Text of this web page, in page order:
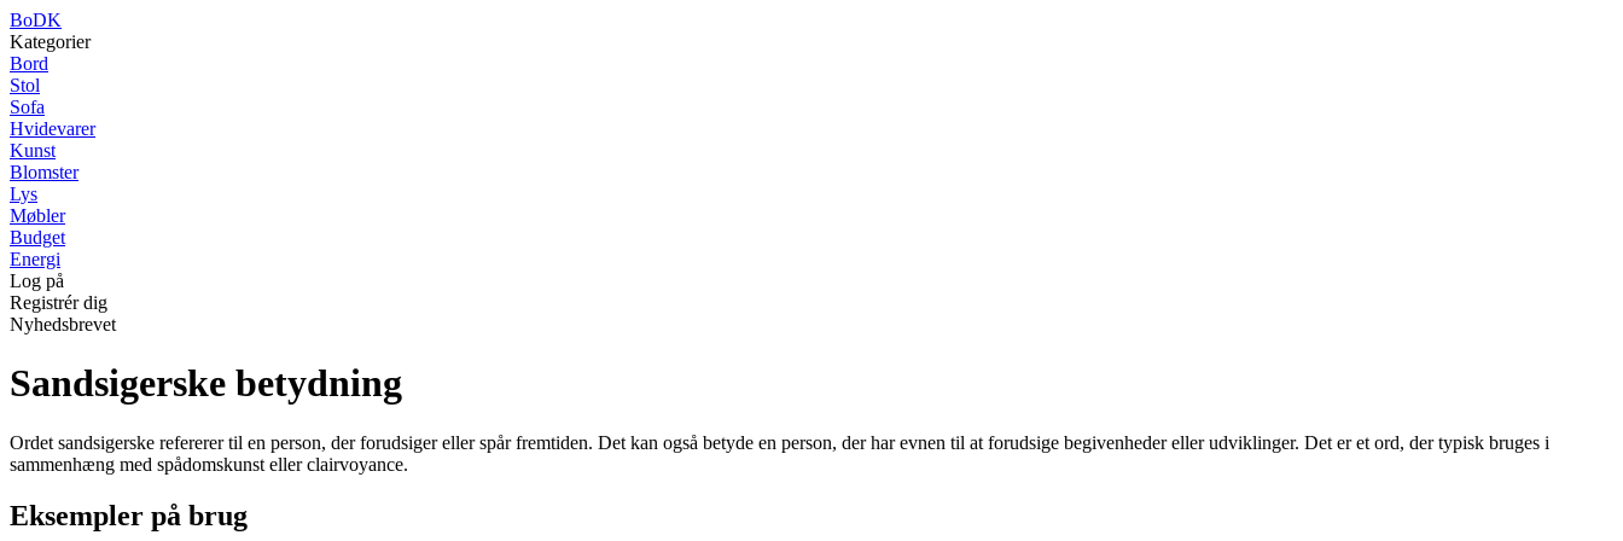
BoDK
Kategorier
Bord
Stol
Sofa
Hvidevarer
Kunst
Blomster
Lys
Møbler
Budget
Energi
Log på
Registrér dig
Nyhedsbrevet
Sandsigerske betydning
Ordet sandsigerske refererer til en person, der forudsiger eller spår fremtiden. Det kan også betyde en person, der har evnen til at forudsige begivenheder eller udviklinger. Det er et ord, der typisk bruges i
sammenhæng med spådomskunst eller clairvoyance.
Eksempler på brug